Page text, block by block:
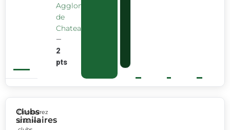
Agglomeration
de
Chateaubourg
—
2
pts
Clubs
similaires
Découvrez
d’autres